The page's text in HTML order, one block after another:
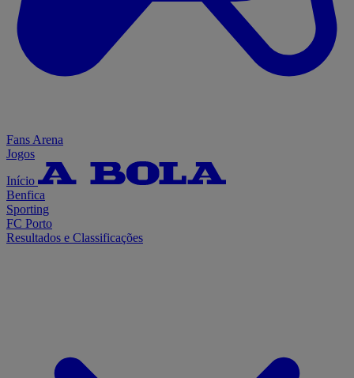
Fans Arena
Jogos
Início
Benfica
Sporting
FC Porto
Resultados e Classificações